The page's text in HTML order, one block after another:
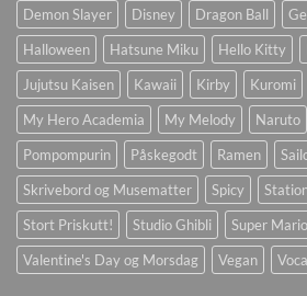
Demon Slayer
Disney Dragon Ball
Halloween
Hatsune Miku Hello Kitty
Jujutsu Kaisen
Kawaii Kirby Kuromi
My Hero Academia
My Melody Naruto
Pompompurin
Påskegodt Ramen
Skrivebord og Musematter
Spicy
Stort Priskutt!
Studio Ghibli Super Mario
Valentine's Day og Morsdag
Vegan